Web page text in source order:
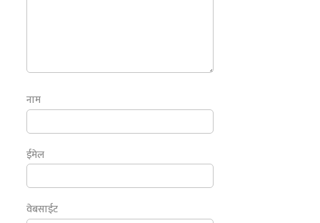
नाम
ईमेल
वेबसाईट